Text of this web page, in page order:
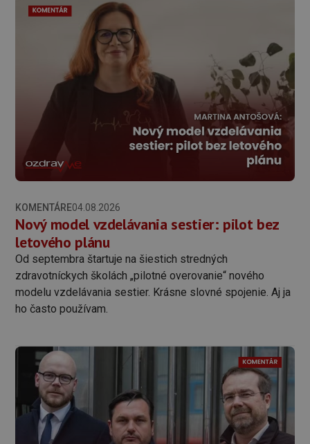
KOMENTÁRE04.08.2026
Nový model vzdelávania sestier: pilot bez
letového plánu
Od septembra štartuje na šiestich stredných
zdravotníckych školách „pilotné overovanie“ nového
modelu vzdelávania sestier. Krásne slovné spojenie. Aj ja
ho často používam.